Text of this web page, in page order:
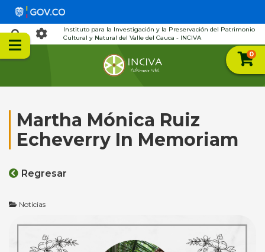
Instituto para la Investigación y la Preservación del Patrimonio
Cultural y Natural del Valle del Cauca - INCIVA
0
Martha Mónica Ruiz
Echeverry In Memoriam
Regresar
Noticias